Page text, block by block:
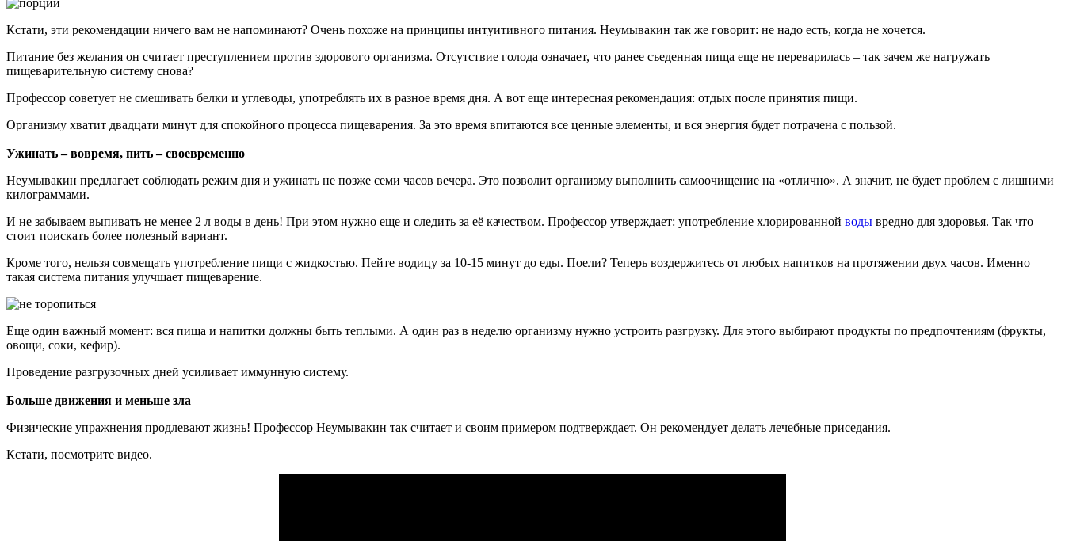
Кстати, эти рекомендации ничего вам не напоминают? Очень похоже на принципы интуитивного питания. Неумывакин так же говорит: не надо есть, когда не хочется.
Питание без желания он считает преступлением против здорового организма. Отсутствие голода означает, что ранее съеденная пища еще не переварилась – так зачем же нагружать
пищеварительную систему снова?
Профессор советует не смешивать белки и углеводы, употреблять их в разное время дня. А вот еще интересная рекомендация: отдых после принятия пищи.
Организму хватит двадцати минут для спокойного процесса пищеварения. За это время впитаются все ценные элементы, и вся энергия будет потрачена с пользой.
Ужинать – вовремя, пить – своевременно
Неумывакин предлагает соблюдать режим дня и ужинать не позже семи часов вечера. Это позволит организму выполнить самоочищение на «отлично». А значит, не будет проблем с лишними
килограммами.
И не забываем выпивать не менее 2 л воды в день! При этом нужно еще и следить за её качеством. Профессор утверждает: употребление хлорированной воды вредно для здоровья. Так что
стоит поискать более полезный вариант.
Кроме того, нельзя совмещать употребление пищи с жидкостью. Пейте водицу за 10-15 минут до еды. Поели? Теперь воздержитесь от любых напитков на протяжении двух часов. Именно
такая система питания улучшает пищеварение.
Еще один важный момент: вся пища и напитки должны быть теплыми. А один раз в неделю организму нужно устроить разгрузку. Для этого выбирают продукты по предпочтениям (фрукты,
овощи, соки, кефир).
Проведение разгрузочных дней усиливает иммунную систему.
Больше движения и меньше зла
Физические упражнения продлевают жизнь! Профессор Неумывакин так считает и своим примером подтверждает. Он рекомендует делать лечебные приседания.
Кстати, посмотрите видео.